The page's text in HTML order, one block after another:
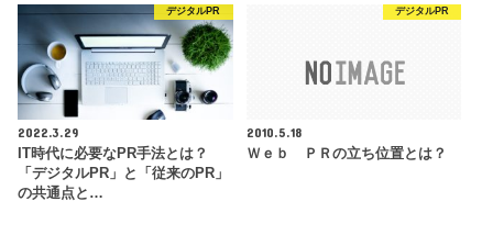
デジタルPR
2022.3.29
IT時代に必要なPR手法とは？
「デジタルPR」と「従来のPR」
の共通点と…
デジタルPR
2010.5.18
Ｗｅｂ ＰＲの立ち位置とは？